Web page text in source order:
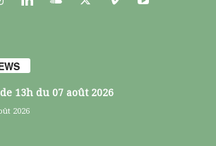
de 13h du 07 août 2026
2026